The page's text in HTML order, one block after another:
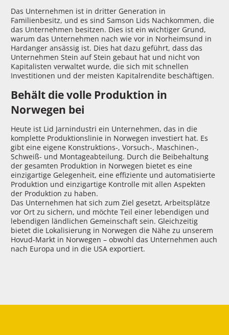
Das Unternehmen ist in dritter Generation in
Familienbesitz, und es sind Samson Lids Nachkommen, die
das Unternehmen besitzen. Dies ist ein wichtiger Grund,
warum das Unternehmen nach wie vor in Norheimsund in
Hardanger ansässig ist. Dies hat dazu geführt, dass das
Unternehmen Stein auf Stein gebaut hat und nicht von
Kapitalisten verwaltet wurde, die sich mit schnellen
Investitionen und der meisten Kapitalrendite beschäftigen.
Behält die volle Produktion in
Norwegen bei
Heute ist Lid Jarnindustri ein Unternehmen, das in die
komplette Produktionslinie in Norwegen investiert hat. Es
gibt eine eigene Konstruktions-, Vorsuch-, Maschinen-,
Schweiß- und Montageabteilung. Durch die Beibehaltung
der gesamten Produktion in Norwegen bietet es eine
einzigartige Gelegenheit, eine effiziente und automatisierte
Produktion und einzigartige Kontrolle mit allen Aspekten
der Produktion zu haben.
Das Unternehmen hat sich zum Ziel gesetzt, Arbeitsplätze
vor Ort zu sichern, und möchte Teil einer lebendigen und
lebendigen ländlichen Gemeinschaft sein. Gleichzeitig
bietet die Lokalisierung in Norwegen die Nähe zu unserem
Hovud-Markt in Norwegen – obwohl das Unternehmen auch
nach Europa und in die USA exportiert.